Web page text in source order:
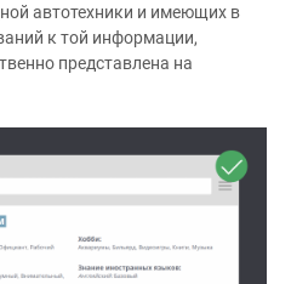
автотехники и имеющих в
к той информации,
представлена на